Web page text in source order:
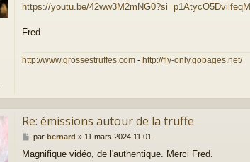
https://youtu.be/42ww3M2mNG0?si=p1AtycO5DvilfeqM
Fred
http://www.grossestruffes.com - http://fly-only.gobages.net/
Re: émissions autour de la truffe
M
s
par bernard » 11 mars 2024 11:01
Magnifique vidéo, de l'authentique. Merci Fred.